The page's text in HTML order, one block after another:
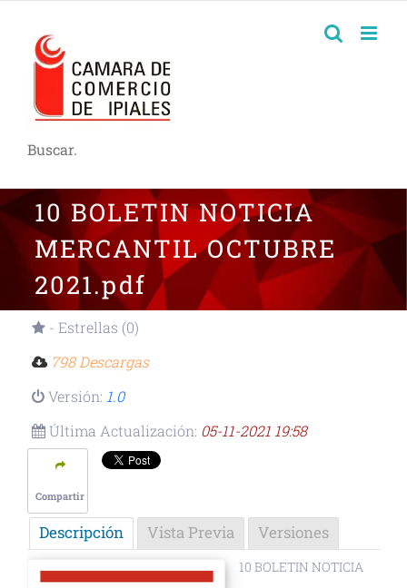
Buscar.
10 BOLETIN NOTICIA
MERCANTIL OCTUBRE
2021.pdf
- Estrellas (0)
798 Descargas
Versión: 1.0
Última Actualización: 05-11-2021 19:58
Compartir
Descripción Vista Previa Versiones
10 BOLETIN NOTICIA